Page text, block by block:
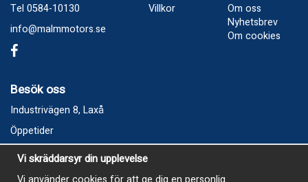
Tel 0584-10130
info@malmmotors.se
Villkor
Om oss
Nyhetsbrev
Om cookies
Besök oss
Industrivägen 8, Laxå
Öppetider
Vecka 32
Måndag kl 9-12, kl 13 - 15
Vi skräddarsyr din upplevelse